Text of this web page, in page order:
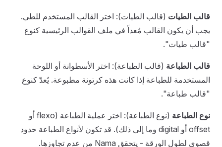
قالب الطيات (قالب الطيات): اختر القالب المستخدم للطي.
يجب أن يكون القالب مُعداً في ملف القوالب الرئيسية كنوع
"قالب طيات".
قالب الطباعة (قالب الطباعة): اختر الأسطوانة أو اللوحة
المستخدمة للطباعة إذا كانت هذه كرتونة مطبوعة. يُعدّ كنوع
"قالب طباعة".
نوع الطباعة
(نوع الطباعة): اختر عملية الطباعة (flexo أو
offset أو digital وما إلى ذلك). قد تكون لأنواع الطباعة حدود
قصوى لطول الورقة - يتحقق Nama من عدم تجاوزها.